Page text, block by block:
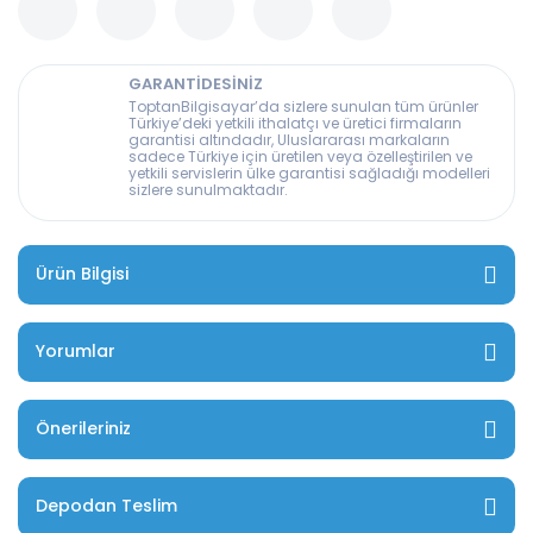
GARANTİDESİNİZ
ToptanBilgisayar’da sizlere sunulan tüm ürünler
Türkiye’deki yetkili ithalatçı ve üretici firmaların
garantisi altındadır, Uluslararası markaların
sadece Türkiye için üretilen veya özelleştirilen ve
yetkili servislerin ülke garantisi sağladığı modelleri
sizlere sunulmaktadır.
Ürün Bilgisi
Yorumlar
Önerileriniz
Depodan Teslim